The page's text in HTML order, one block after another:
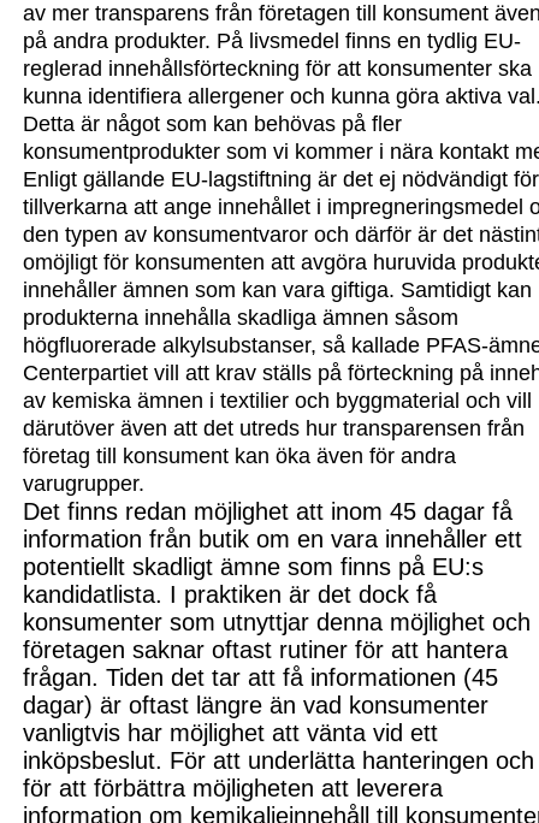
av mer transparens från företagen till konsument
på andra produkter. På livsmedel finns en tydlig EU-
reglerad innehållsförteckning för att konsumenter ska
kunna identifiera allergener och kunna göra aktiva
Detta är något som kan behövas på fler
konsumentprodukter som vi kommer i nära kontakt
Enligt gällande EU-lagstiftning är det ej nödvändigt för
tillverkarna att ange innehållet i impregneringsmedel
den typen av konsumentvaror och därför är det
omöjligt för konsumenten att avgöra huruvida
innehåller ämnen som kan vara giftiga. Samtidigt kan
produkterna innehålla skadliga ämnen såsom
högfluorerade alkylsubstanser, så kallade PFAS-
Centerpartiet vill
att krav ställs på förteckning på
av kemiska ämnen itextilier och byggmaterial och vill
därutöver även att det utreds hurtransparensen från
företag till konsument kan öka även för andra
varugrupper.
Det finns redan möjlighetatt inom 45 dagar få
information från butik om en vara innehåller ett
potentiellt skadligt ämne som finns på EU:s
kandidatlista. I praktiken är det dock få
konsumentersom utnyttjar denna möjlighet och
företagen saknar oftast rutiner för att hantera
frågan. Tiden det tar att få informationen (45
dagar) är oftast längre än vad konsumenter
vanligtvis har möjlighet att vänta vid ett
inköpsbeslut. För att underlätta hanteringen och
för att förbättra möjligheten att leverera
information om kemikalieinnehåll till